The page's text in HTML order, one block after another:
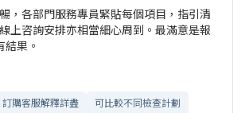
，各部門服務專員緊貼每個項目，指引清
上咨詢安排亦相當細心周到。最滿意是報
果。
訂購客服解釋詳盡 可比較不同檢查計劃